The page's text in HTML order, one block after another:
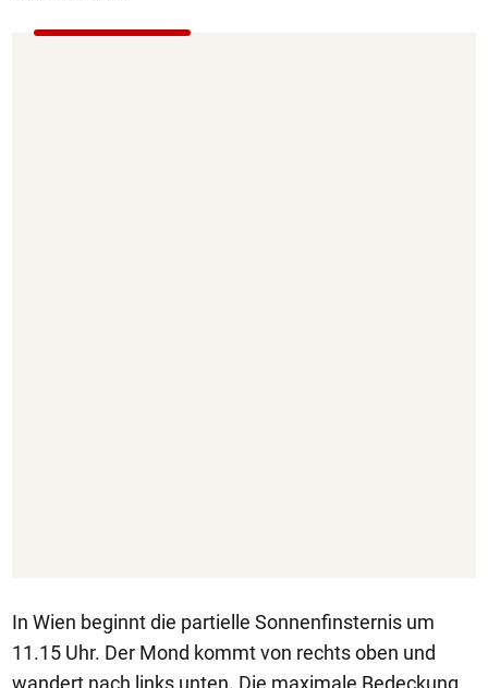
In Wien beginnt die partielle Sonnenfinsternis um
11.15 Uhr. Der Mond kommt von rechts oben und
wandert nach links unten. Die maximale Bedeckung